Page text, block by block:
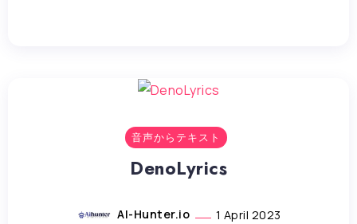
音声からテキスト
DenoLyrics
AI-Hunter.io 1 April 2023